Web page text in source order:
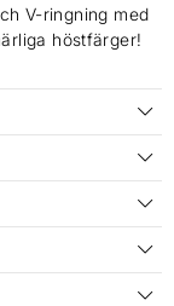
V-ringning med
höstfärger!